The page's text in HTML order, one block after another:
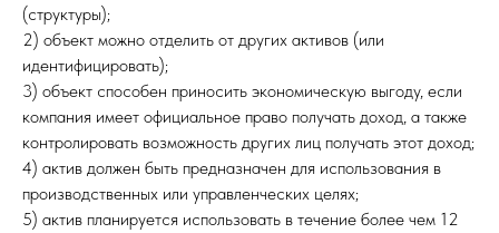
(структуры);
2) объект можно отделить от других активов (или
идентифицировать);
3) объект способен приносить экономическую выгоду, если
компания имеет официальное право получать доход, а также
контролировать возможность других лиц получать этот доход;
4) актив должен быть предназначен для использования в
производственных или управленческих целях;
5) актив планируется использовать в течение более чем 12